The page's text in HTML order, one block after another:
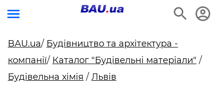
BAU.ua/ Будівництво та архітектура -
компанії/ Каталог "Будівельні матеріали" /
Будівельна хімія / Львів